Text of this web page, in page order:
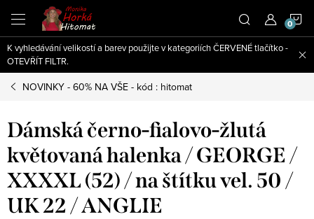
obsah
K vyhledávání velikostí a barev použijte v kategoriích ČERVENÉ tlačítko -
OTEVŘÍT FILTR.
NOVINKY - 60% NA VŠE - kód : hitomat
Dámská černo-fialovo-žlutá
květovaná halenka / GEORGE /
XXXXL (52) / na štítku vel. 50 /
UK 22 / ANGLIE